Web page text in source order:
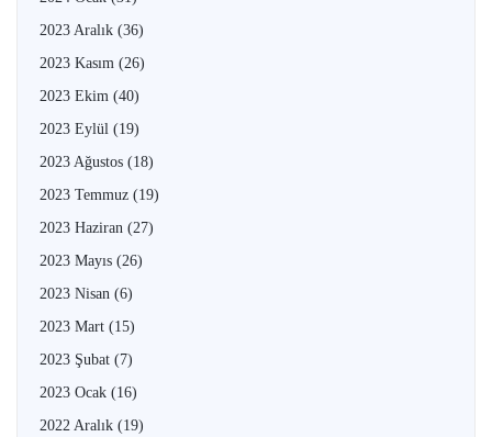
2023 Aralık (36)
2023 Kasım (26)
2023 Ekim (40)
2023 Eylül (19)
2023 Ağustos (18)
2023 Temmuz (19)
2023 Haziran (27)
2023 Mayıs (26)
2023 Nisan (6)
2023 Mart (15)
2023 Şubat (7)
2023 Ocak (16)
2022 Aralık (19)